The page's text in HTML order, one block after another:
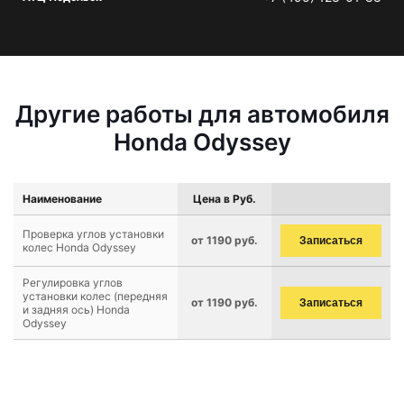
Другие работы для автомобиля
Honda Odyssey
Наименование Цена в Руб.
Проверка углов установки
колес Honda Odyssey
от 1190 руб. Записаться
Регулировка углов
установки колес (передняя
и задняя ось) Honda
Odyssey
от 1190 руб. Записаться